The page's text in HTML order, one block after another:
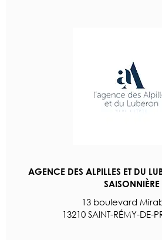
AGENCE DES ALPILLES ET DU
SAISONNIÈRE
13 boulevard
13210 SAINT-RÉMY-DE-